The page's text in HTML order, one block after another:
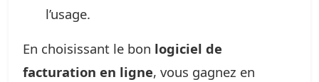
l’usage.
En choisissant le bon logiciel de
facturation en ligne, vous gagnez en